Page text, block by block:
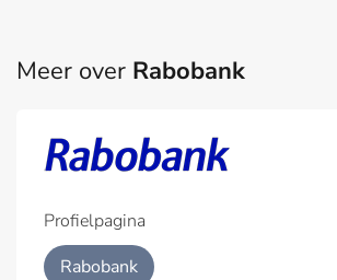
Meer over Rabobank
Profielpagina
Rabobank